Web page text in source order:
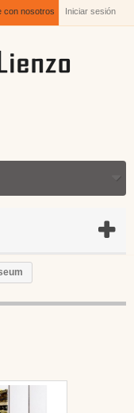
Iniciar sesión
con nosotros